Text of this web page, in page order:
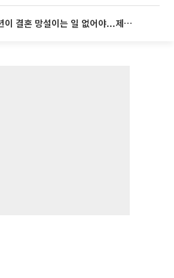
李대통령 “청년이 결혼 망설이는 일 없어야...제도상 불이익 조사”